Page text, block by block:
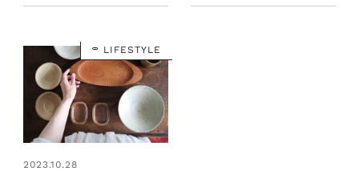
LIFESTYLE
2023.10.28